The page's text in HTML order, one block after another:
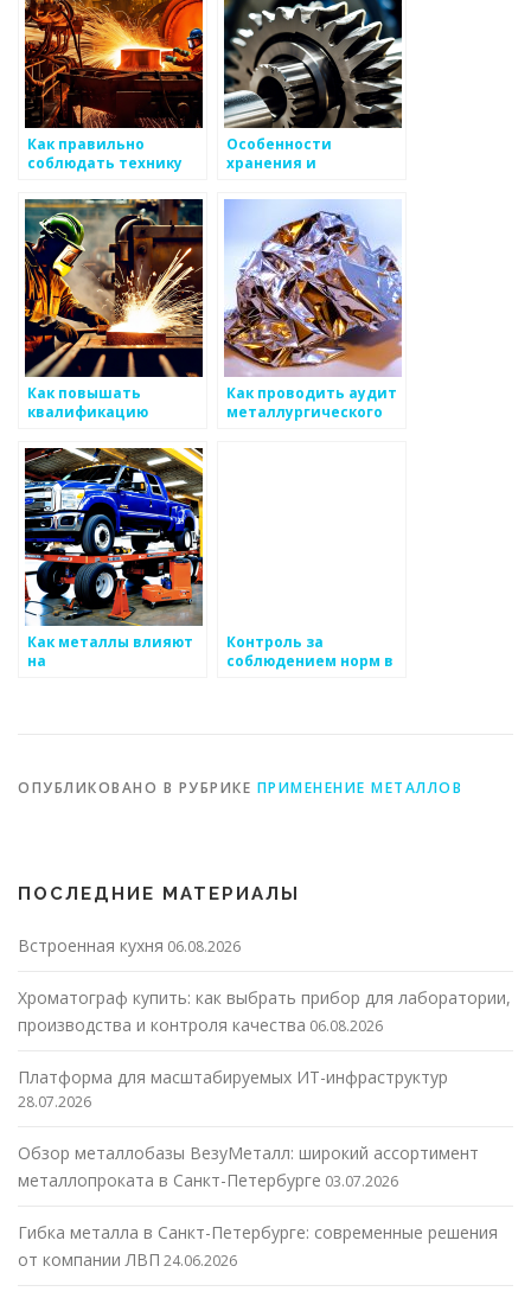
Как правильно
соблюдать технику
работе с металлом
Особенности
хранения и
металлов
Как повышать
квалификацию
металлургии
Как проводить аудит
металлургического
Как металлы влияют
на
Контроль за
соблюдением норм в
ОПУБЛИКОВАНО В РУБРИКЕ ПРИМЕНЕНИЕ МЕТАЛЛОВ
ПОСЛЕДНИЕ МАТЕРИАЛЫ
Встроенная кухня 06.08.2026
Хроматограф купить: как выбрать прибор для лаборатории,
производства и контроля качества 06.08.2026
Платформа для масштабируемых ИТ-инфраструктур
28.07.2026
Обзор металлобазы ВезуМеталл: широкий ассортимент
металлопроката в Санкт-Петербурге 03.07.2026
Гибка металла в Санкт-Петербурге: современные решения
от компании ЛВП 24.06.2026